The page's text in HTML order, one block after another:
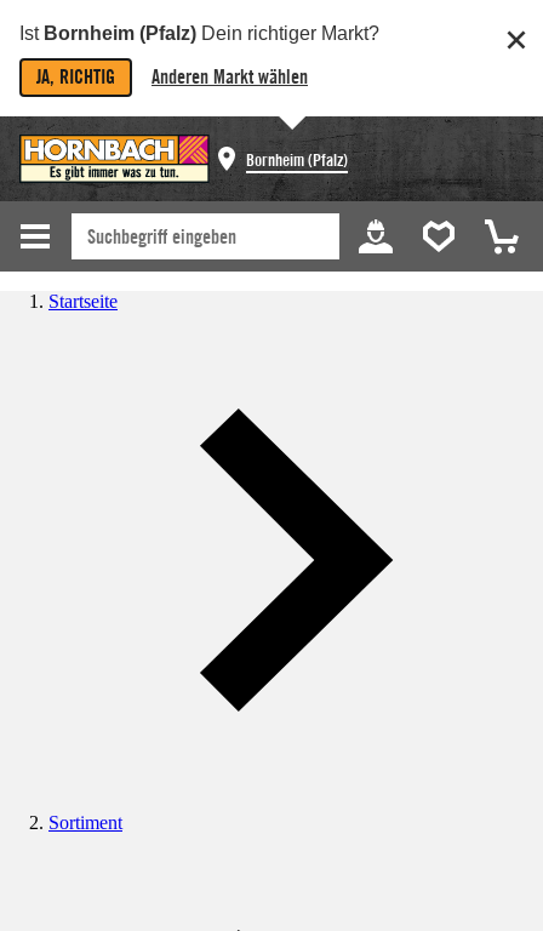
Ist Bornheim (Pfalz) Dein richtiger Markt?
JA, RICHTIG Anderen Markt wählen
Bornheim (Pfalz)
Startseite
Sortiment